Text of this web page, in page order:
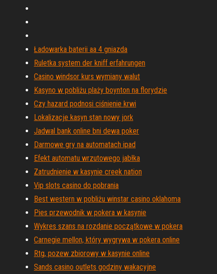
Ładowarka baterii aa 4 gniazda
Ruletka system der kniff erfahrungen
Casino windsor kurs wymiany walut
Kasyno w pobliżu plaży boynton na florydzie
Czy hazard podnosi ciśnienie krwi
Lokalizacje kasyn stan nowy jork
Jadwal bank online bni dewa poker
Darmowe gry na automatach ipad
Efekt automatu wrzutowego jabłka
Zatrudnienie w kasynie creek nation
Vip slots casino do pobrania
Best western w pobliżu winstar casino oklahoma
Pies przewodnik w pokera w kasynie
Wykres szans na rozdanie początkowe w pokera
Carnegie mellon, który wygrywa w pokera online
Rtg, pozew zbiorowy w kasynie online
Sands casino outlets godziny wakacyjne